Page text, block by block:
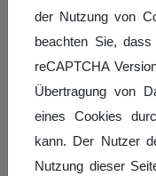
01. Juni
Keine Events
Dienstag
02. Juni
Keine Events
der Nutzung von
beachten Sie,
reCAPTCHA
Übertragung von
eines Cookies
kann. Der Nutzer
Nutzung dieser